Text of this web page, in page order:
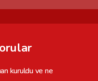
kuruldu ve ne